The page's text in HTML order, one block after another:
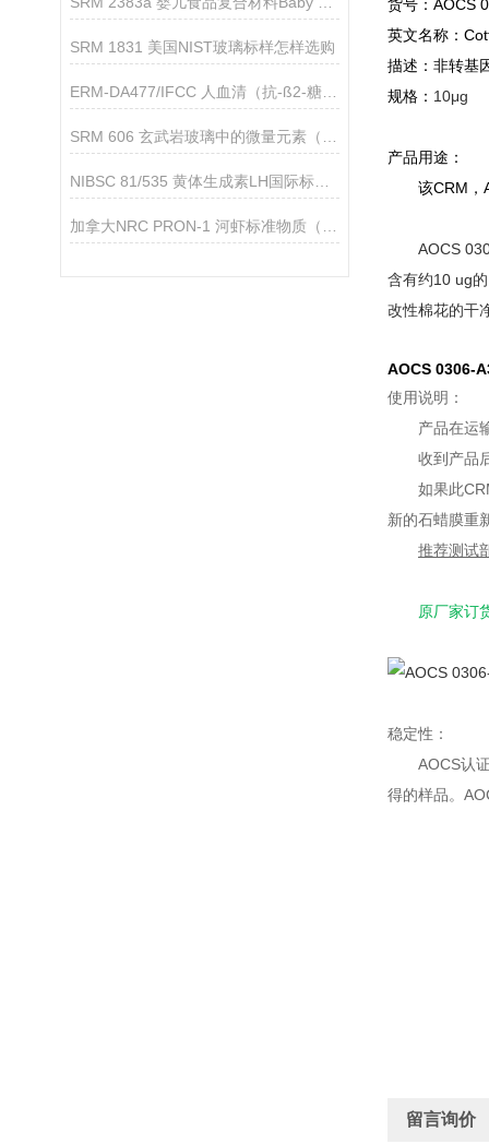
SRM 1831 美国NIST玻璃标样怎样选购
货号：AOCS
英文名称：
描述：非转基
规格： 10μg
产品用途：
该CRM，
AOCS
含有约10 ug
改性棉花的干
AOCS 0306-
使用说明：
产品在运
收到产品
如果此
新的石蜡膜重
推荐测试
原厂家订
稳定性：
AOCS认
得的样品。
留言询价